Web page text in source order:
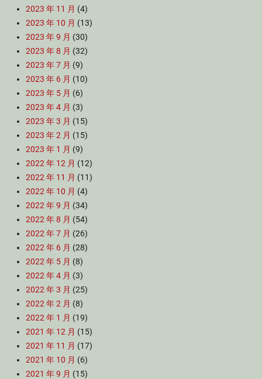
2023 年 11 月 (4)
2023 年 10 月 (13)
2023 年 9 月 (30)
2023 年 8 月 (32)
2023 年 7 月 (9)
2023 年 6 月 (10)
2023 年 5 月 (6)
2023 年 4 月 (3)
2023 年 3 月 (15)
2023 年 2 月 (15)
2023 年 1 月 (9)
2022 年 12 月 (12)
2022 年 11 月 (11)
2022 年 10 月 (4)
2022 年 9 月 (34)
2022 年 8 月 (54)
2022 年 7 月 (26)
2022 年 6 月 (28)
2022 年 5 月 (8)
2022 年 4 月 (3)
2022 年 3 月 (25)
2022 年 2 月 (8)
2022 年 1 月 (19)
2021 年 12 月 (15)
2021 年 11 月 (17)
2021 年 10 月 (6)
2021 年 9 月 (15)